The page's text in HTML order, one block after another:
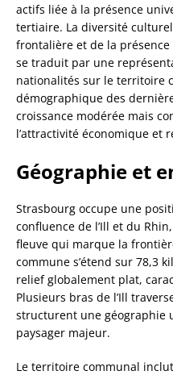
actifs liée à la présence
tertiaire. La diversité
frontalière et de la
se traduit par une
nationalités sur le territoire
démographique des
croissance modérée mais
l’attractivité économique et
Géographie et
Strasbourg occupe une
confluence de l’Ill et du
fleuve qui marque la
commune s’étend sur 78,3
relief globalement plat,
Plusieurs bras de l’Ill
structurent une géographie
paysager majeur.
Le territoire communal